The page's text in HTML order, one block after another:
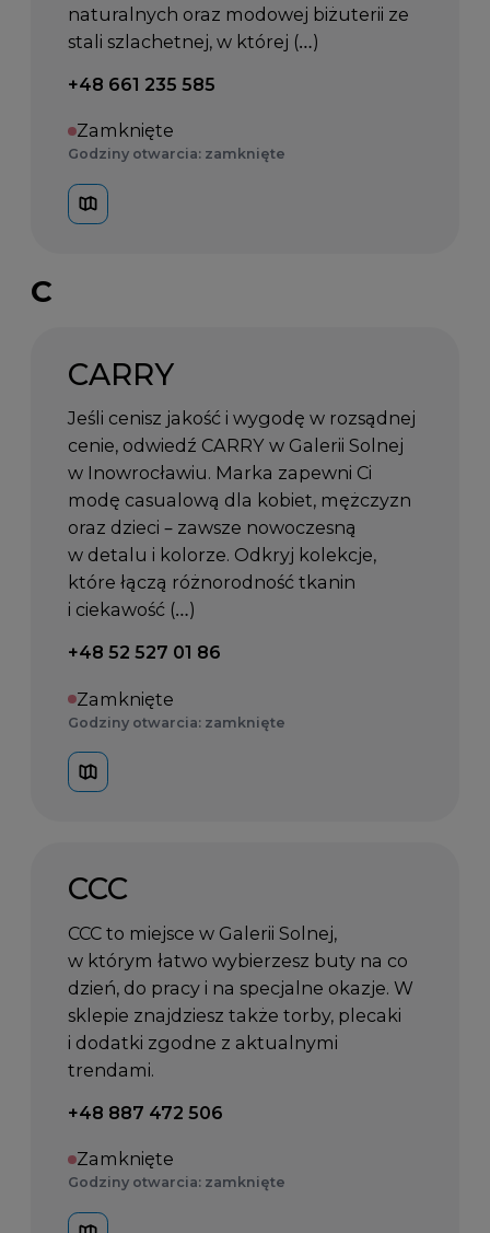
naturalnych oraz modowej biżuterii ze
stali szlachetnej, w której (…)
Telefon kontaktowy:
+48 661 235 585
Zamknięte
Godziny otwarcia: zamknięte
C
CARRY
Jeśli cenisz jakość i wygodę w rozsądnej
cenie, odwiedź CARRY w Galerii Solnej
w Inowrocławiu. Marka zapewni Ci
modę casualową dla kobiet, mężczyzn
oraz dzieci – zawsze nowoczesną
w detalu i kolorze. Odkryj kolekcje,
które łączą różnorodność tkanin
i ciekawość (…)
Telefon kontaktowy:
+48 52 527 01 86
Zamknięte
Godziny otwarcia: zamknięte
CCC
CCC to miejsce w Galerii Solnej,
w którym łatwo wybierzesz buty na co
dzień, do pracy i na specjalne okazje. W
sklepie znajdziesz także torby, plecaki
i dodatki zgodne z aktualnymi
trendami.
Telefon kontaktowy:
+48 887 472 506
Zamknięte
Godziny otwarcia: zamknięte